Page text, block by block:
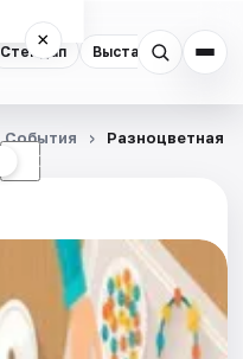
Стендап Выставки
×
☾
События Разноцветная